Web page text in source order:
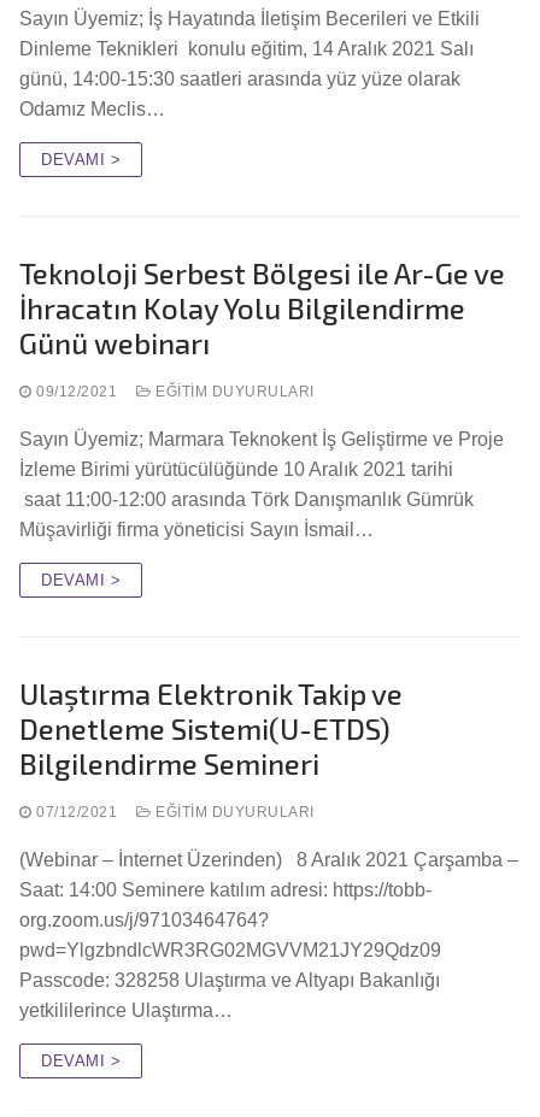
Sayın Üyemiz; İş Hayatında İletişim Becerileri ve Etkili
Dinleme Teknikleri konulu eğitim, 14 Aralık 2021 Salı
günü, 14:00-15:30 saatleri arasında yüz yüze olarak
Odamız Meclis…
DEVAMI >
Teknoloji Serbest Bölgesi ile Ar-Ge ve
İhracatın Kolay Yolu Bilgilendirme
Günü webinarı
09/12/2021 EĞITIM DUYURULARI
Sayın Üyemiz; Marmara Teknokent İş Geliştirme ve Proje
İzleme Birimi yürütücülüğünde 10 Aralık 2021 tarihi
saat 11:00-12:00 arasında Törk Danışmanlık Gümrük
Müşavirliği firma yöneticisi Sayın İsmail…
DEVAMI >
Ulaştırma Elektronik Takip ve
Denetleme Sistemi(U-ETDS)
Bilgilendirme Semineri
07/12/2021 EĞITIM DUYURULARI
(Webinar – İnternet Üzerinden) 8 Aralık 2021 Çarşamba –
Saat: 14:00 Seminere katılım adresi: https://tobb-
org.zoom.us/j/97103464764?
pwd=YlgzbndlcWR3RG02MGVVM21JY29Qdz09
Passcode: 328258 Ulaştırma ve Altyapı Bakanlığı
yetkililerince Ulaştırma…
DEVAMI >